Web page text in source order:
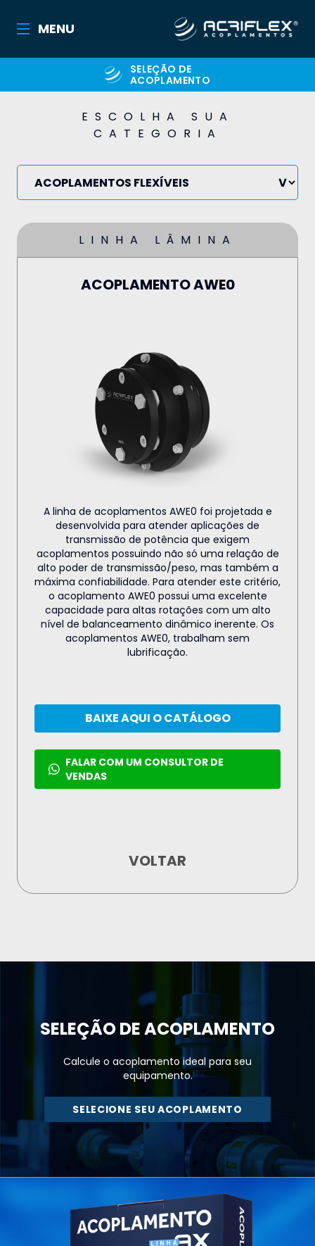
MENU
SELEÇÃO DE
ACOPLAMENTO
ESCOLHA SUA
CATEGORIA
LINHA LÂMINA
ACOPLAMENTO AWE0
A linha de acoplamentos AWE0 foi projetada e
desenvolvida para atender aplicações de
transmissão de potência que exigem
acoplamentos possuindo não só uma relação de
alto poder de transmissão/peso, mas também a
máxima confiabilidade. Para atender este critério,
o acoplamento AWE0 possui uma excelente
capacidade para altas rotações com um alto
nível de balanceamento dinâmico inerente. Os
acoplamentos AWE0, trabalham sem
lubrificação.
BAIXE AQUI O CATÁLOGO
FALAR COM UM CONSULTOR DE
VENDAS
VOLTAR
SELEÇÃO DEACOPLAMENTO
Calcule o acoplamento ideal para seu
equipamento.
SELECIONE SEU ACOPLAMENTO